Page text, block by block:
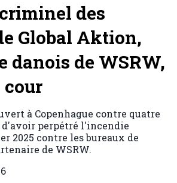
des
Global Aktion,
danois de WSRW,
cour
à Copenhague contre quatre
d'avoir perpétré l'incendie
2025 contre les bureaux de
de WSRW.